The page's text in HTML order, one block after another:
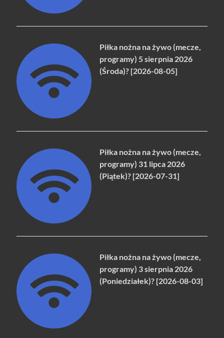
Piłka nożna na żywo (mecze,
programy) 5 sierpnia 2026
(Środa)? [2026-08-05]
Piłka nożna na żywo (mecze,
programy) 31 lipca 2026
(Piątek)? [2026-07-31]
Piłka nożna na żywo (mecze,
programy) 3 sierpnia 2026
(Poniedziałek)? [2026-08-03]